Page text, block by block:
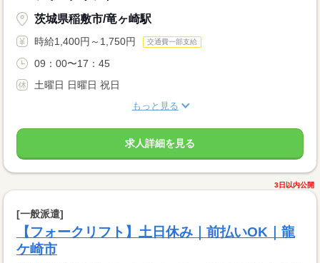
茨城県稲敷市/竜ヶ崎駅
時給1,400円～1,750円 交通費一部支給
09：00〜17：45
土曜日 日曜日 祝日
もっと見る
求人詳細を見る
3日以内公開
[一般派遣]
【フォークリフト】土日休み｜前払いOK｜龍
ケ崎市